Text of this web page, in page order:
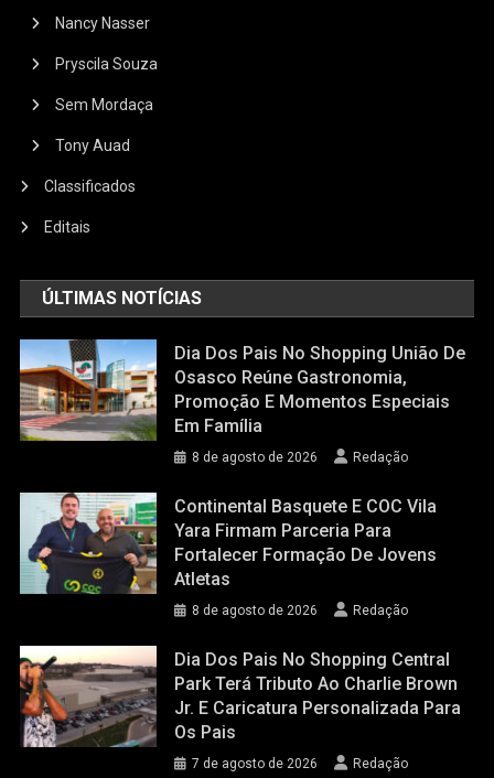
Nancy Nasser
Pryscila Souza
Sem Mordaça
Tony Auad
Classificados
Editais
ÚLTIMAS NOTÍCIAS
Dia Dos Pais No Shopping União De
Osasco Reúne Gastronomia,
Promoção E Momentos Especiais
Em Família
8 de agosto de 2026 Redação
Continental Basquete E COC Vila
Yara Firmam Parceria Para
Fortalecer Formação De Jovens
Atletas
8 de agosto de 2026 Redação
Dia Dos Pais No Shopping Central
Park Terá Tributo Ao Charlie Brown
Jr. E Caricatura Personalizada Para
Os Pais
7 de agosto de 2026 Redação